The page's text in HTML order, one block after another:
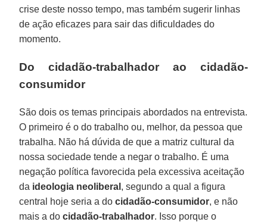
crise deste nosso tempo, mas também sugerir linhas
de ação eficazes para sair das dificuldades do
momento.
Do cidadão-trabalhador ao cidadão-
consumidor
São dois os temas principais abordados na entrevista.
O primeiro é o do trabalho ou, melhor, da pessoa que
trabalha. Não há dúvida de que a matriz cultural da
nossa sociedade tende a negar o trabalho. É uma
negação política favorecida pela excessiva aceitação
da ideologia neoliberal , segundo a qual a figura
central hoje seria a docidadão-consumidor, e não
mais a docidadão-trabalhador. Isso porque o